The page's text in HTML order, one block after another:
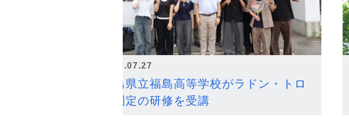
2026.07.27
福島県立福島高等学校がラドン・トロ
ン測定の研修を受講